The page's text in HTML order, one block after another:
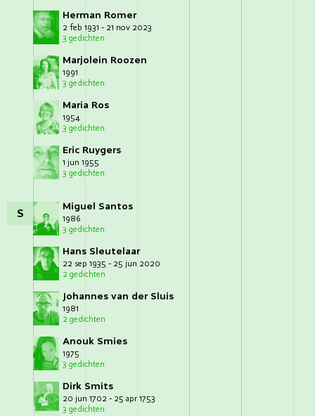
Herman Romer
2 feb 1931 - 21 nov 2023
3 gedichten
Marjolein Roozen
1991
3 gedichten
Maria Ros
1954
3 gedichten
Eric Ruygers
1 jun 1955
3 gedichten
S Miguel Santos
1986
3 gedichten
Hans Sleutelaar
22 sep 1935 - 25 jun 2020
2 gedichten
Johannes van der Sluis
1981
2 gedichten
Anouk Smies
1975
3 gedichten
Dirk Smits
20 jun 1702 - 25 apr 1753
3 gedichten